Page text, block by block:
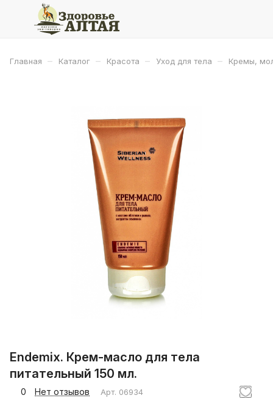
Главная – Каталог – Красота – Уход для тела – Кремы,
Endemix. Крем-масло для тела
питательный 150 мл.
0 Нет отзывов Арт. 06934